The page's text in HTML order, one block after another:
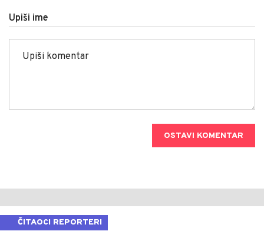
Upiši ime
OSTAVI KOMENTAR
ČITAOCI REPORTERI